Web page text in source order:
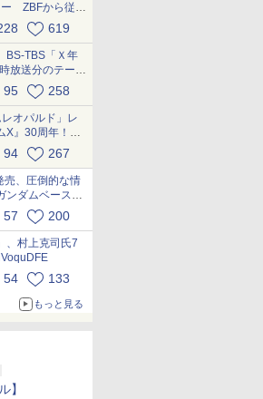
ー ZBFから従来
ーム満点のキッ
619
BS-TBS「Ｘ年
放送分のテーマ
uWyt1uyuFm
95 258
オパルド」レ
X』30周年！イ
機構まで再現し
94 267
売、圧倒的な情
ンダムベース撮
57 200
、村上克司氏7
HuiVoquDFE
54 133
もっと見る
】